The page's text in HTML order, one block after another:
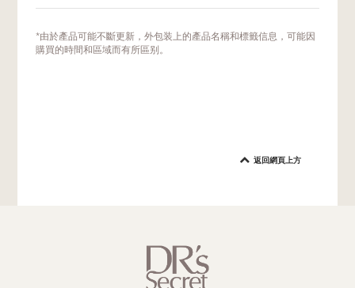
我們建議局部塗抹在所需部位，以幫助改善膚
況。視肌膚情況而定，也可以在美肌密友的指
*由於產品可能不斷更新，外包装上的產品名稱和標籤信息，可能因
購買的時間和區域而有所區别。
返回網頁上方